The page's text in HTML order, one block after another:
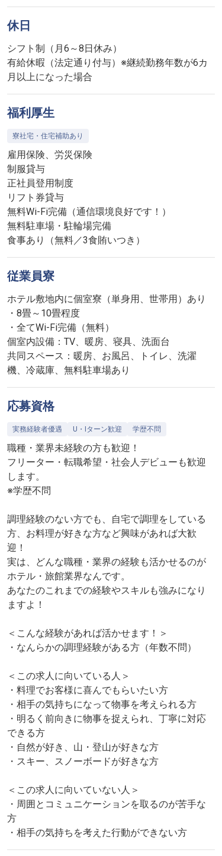
休日
シフト制（月6～8日休み）
有給休暇（法定通り付与）※継続勤務年数が6カ
月以上になった場合
福利厚生
寮社宅・住宅補助あり
雇用保険、労災保険
制服貸与
正社員登用制度
リフト券貸与
無料Wi-Fi完備（通信環境良好です！）
無料駐車場・駐輪場完備
食事あり（無料／3食賄いつき）
従業員寮
ホテル敷地内に個室寮（単身用、世帯用）あり
・8畳～10畳程度
・全てWi-Fi完備（無料）
個室内設備：TV、暖房、寝具、洗面台
共同スペース：暖房、お風呂、トイレ、洗濯
機、冷蔵庫、無料駐車場あり
応募資格
実務経験者優遇 U・Iターン歓迎 学歴不問
職種・業界未経験の方も歓迎！
フリーター・転職希望・社会人デビューも歓迎
します。
※学歴不問
調理経験のない方でも、自宅で調理をしている
方、お料理が好きな方など興味があれば大歓
迎！
実は、どんな職種・業界の経験も活かせるのが
ホテル・旅館業界なんです。
あなたのこれまでの経験やスキルも強みになり
ますよ！
＜こんな経験があれば活かせます！＞
・なんらかの調理経験がある方（年数不問）
＜この求人に向いている人＞
・料理でお客様に喜んでもらいたい方
・相手の気持ちになって物事を考えられる方
・明るく前向きに物事を捉えられ、丁寧に対応
できる方
・自然が好き、山・登山が好きな方
・スキー、スノーボードが好きな方
＜この求人に向いていない人＞
・周囲とコミュニケーションを取るのが苦手な
方
・相手の気持ちを考えた行動ができない方